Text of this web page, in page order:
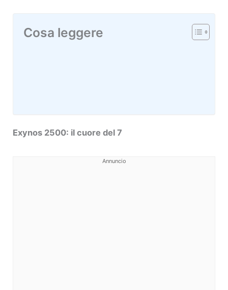
Cosa leggere
Exynos 2500: il cuore del 7
Annuncio